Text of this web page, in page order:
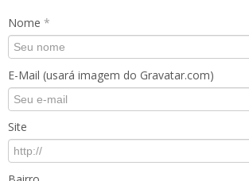
Nome *
E-Mail (usará imagem do Gravatar.com)
Site